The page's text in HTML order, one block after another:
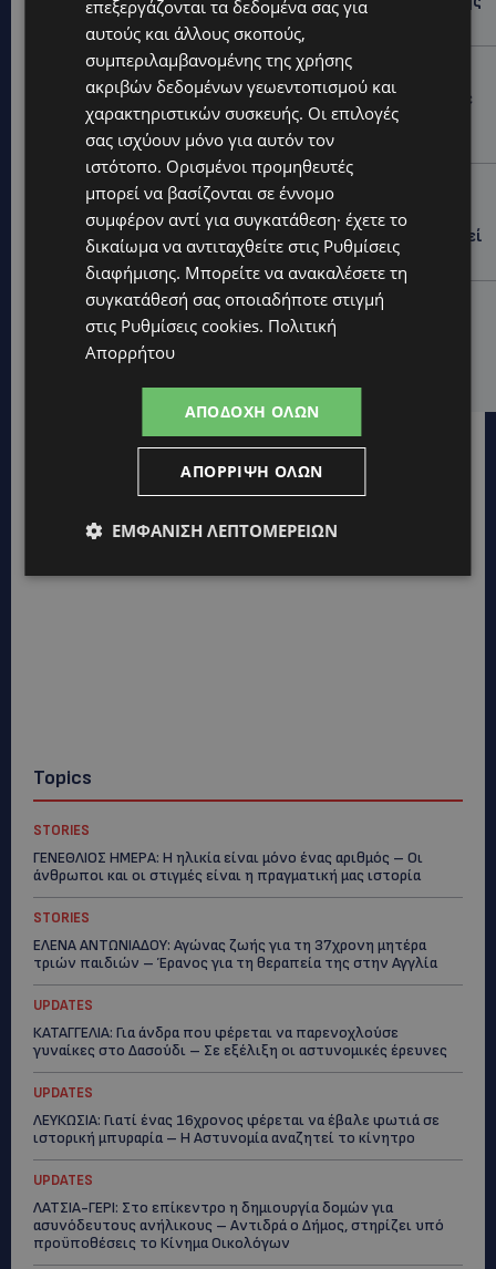
στην Αγγλία
UPDATES
ΚΑΤΑΓΓΕΛΙΑ: Για άνδρα που φέρεται να παρενοχλούσε
γυναίκες στο Δασούδι – Σε εξέλιξη οι αστυνομικές
έρευνες
UPDATES
ΛΕΥΚΩΣΙΑ: Γιατί ένας 16χρονος φέρεται να έβαλε
φωτιά σε ιστορική μπυραρία – Η Αστυνομία αναζητεί
το κίνητρο
UPDATES
ΛΑΤΣΙΑ-ΓΕΡΙ: Στο επίκεντρο η δημιουργία δομών για
ασυνόδευτους ανήλικους – Αντιδρά ο Δήμος,
Topics
STORIES
ΓΕΝΕΘΛΙΟΣ ΗΜΕΡΑ: Η ηλικία είναι μόνο ένας αριθμός – Οι
άνθρωποι και οι στιγμές είναι η πραγματική μας ιστορία
STORIES
ΕΛΕΝΑ ΑΝΤΩΝΙΑΔΟΥ: Αγώνας ζωής για τη 37χρονη μητέρα
τριών παιδιών – Έρανος για τη θεραπεία της στην Αγγλία
UPDATES
ΚΑΤΑΓΓΕΛΙΑ: Για άνδρα που φέρεται να παρενοχλούσε
γυναίκες στο Δασούδι – Σε εξέλιξη οι αστυνομικές έρευνες
UPDATES
ΛΕΥΚΩΣΙΑ: Γιατί ένας 16χρονος φέρεται να έβαλε φωτιά σε
ιστορική μπυραρία – Η Αστυνομία αναζητεί το κίνητρο
UPDATES
ΛΑΤΣΙΑ-ΓΕΡΙ: Στο επίκεντρο η δημιουργία δομών για
ασυνόδευτους ανήλικους – Αντιδρά ο Δήμος, στηρίζει υπό
προϋποθέσεις το Κίνημα Οικολόγων
επεξεργάζονται τα δεδομένα σας για
αυτούς και άλλους σκοπούς,
συμπεριλαμβανομένης της χρήσης
ακριβών δεδομένων γεωεντοπισμού και
χαρακτηριστικών συσκευής. Οι επιλογές
σας ισχύουν μόνο για αυτόν τον
ιστότοπο. Ορισμένοι προμηθευτές
μπορεί να βασίζονται σε έννομο
συμφέρον αντί για συγκατάθεση· έχετε το
δικαίωμα να αντιταχθείτε στις Ρυθμίσεις
διαφήμισης. Μπορείτε να ανακαλέσετε τη
συγκατάθεσή σας οποιαδήποτε στιγμή
στις Ρυθμίσεις cookies. Πολιτική
Απορρήτου
ΑΠΟΔΟΧΉ ΌΛΩΝ
ΑΠΌΡΡΙΨΗ ΌΛΩΝ
ΕΜΦΆΝΙΣΗ ΛΕΠΤΟΜΕΡΕΙΏΝ